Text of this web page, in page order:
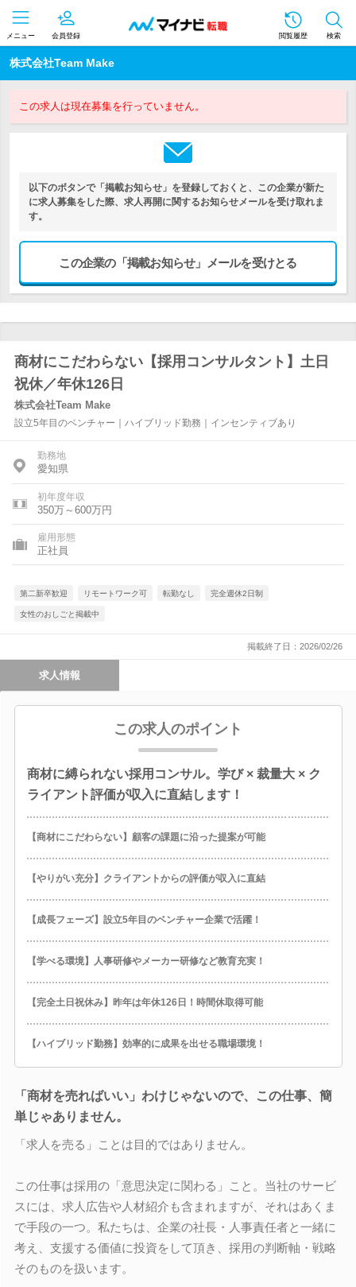
メニュー 会員登録 閲覧履歴 検索
株式会社Team Make
この求人は現在募集を行っていません。
以下のボタンで「掲載お知らせ」を登録しておくと、この企業が新た
に求人募集をした際、求人再開に関するお知らせメールを受け取れま
す。
この企業の「掲載お知らせ」メールを受けとる
商材にこだわらない【採用コンサルタント】土日
祝休／年休126日
株式会社Team Make
設立5年目のベンチャー｜ハイブリッド勤務｜インセンティブあり
勤務地
愛知県
初年度年収
350万～600万円
雇用形態
正社員
第二新卒歓迎 リモートワーク可 転勤なし 完全週休2日制
女性のおしごと掲載中
掲載終了日：2026/02/26
求人情報
この求人のポイント
商材に縛られない採用コンサル。学び × 裁量大 × ク
ライアント評価が収入に直結します！
【商材にこだわらない】顧客の課題に沿った提案が可能
【やりがい充分】クライアントからの評価が収入に直結
【成長フェーズ】設立5年目のベンチャー企業で活躍！
【学べる環境】人事研修やメーカー研修など教育充実！
【完全土日祝休み】昨年は年休126日！時間休取得可能
【ハイブリッド勤務】効率的に成果を出せる職場環境！
「商材を売ればいい」わけじゃないので、この仕事、簡
単じゃありません。
「求人を売る」ことは目的ではありません。
この仕事は採用の「意思決定に関わる」こと。当社のサービ
スには、求人広告や人材紹介も含まれますが、それはあくま
で手段の一つ。私たちは、企業の社長・人事責任者と一緒に
考え、支援する価値に投資をして頂き、採用の判断軸・戦略
そのものを扱います。